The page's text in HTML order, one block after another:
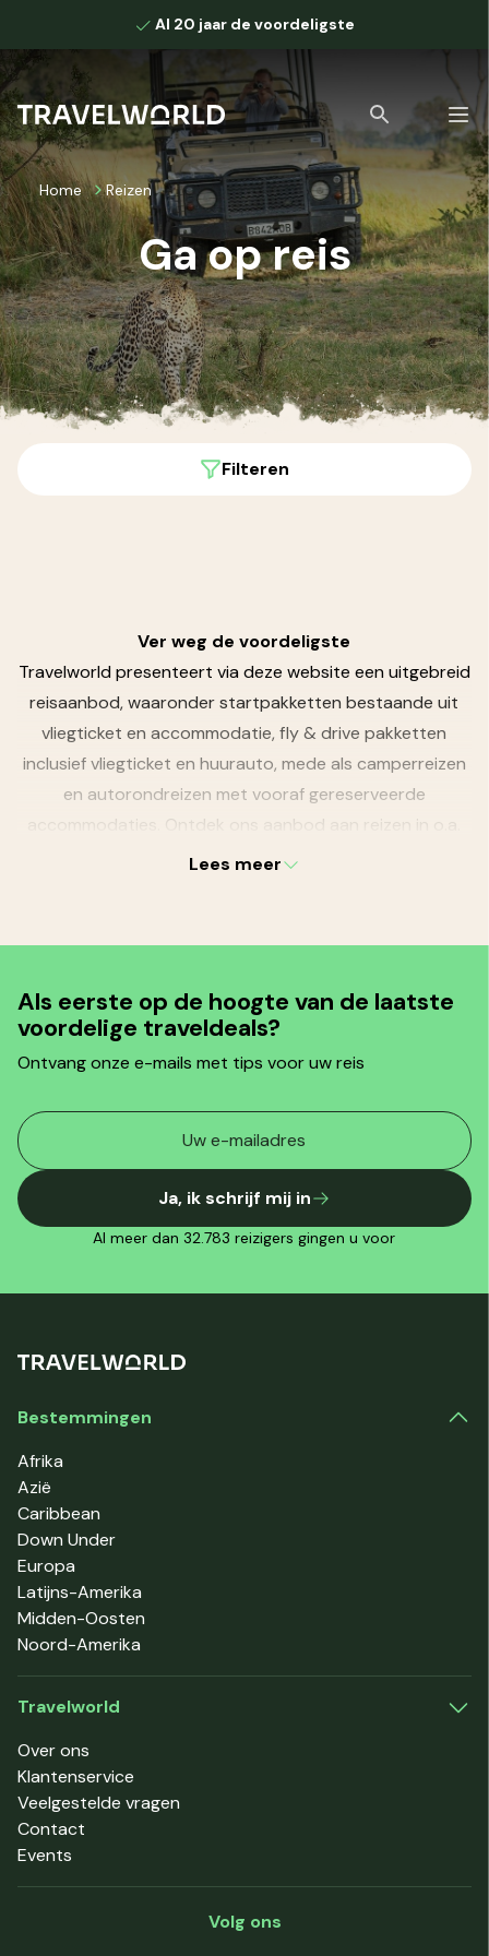
Al 20 jaar de voordeligste
Bekijk alle zoekresultaten
Home Reizen
Ga op reis
Filteren
Ver weg de voordeligste
Travelworld presenteert via deze website een uitgebreid
reisaanbod, waaronder startpakketten bestaande uit
vliegticket en accommodatie, fly & drive pakketten
inclusief vliegticket en huurauto, mede als camperreizen
en autorondreizen met vooraf gereserveerde
accommodaties. Ontdek ons aanbod aan reizen in o.a.
Australië
zonder onverwachte extra's. Niet voor niets is
Lees meer
Als eerste op de hoogte van de laatste
voordelige traveldeals?
Ontvang onze e-mails met tips voor uw reis
Ja, ik schrijf mij in
Al meer dan 32.783 reizigers gingen u voor
Bestemmingen
Afrika
Azië
Caribbean
Down Under
Europa
Latijns-Amerika
Midden-Oosten
Noord-Amerika
Travelworld
Over ons
Klantenservice
Veelgestelde vragen
Contact
Events
Volg ons